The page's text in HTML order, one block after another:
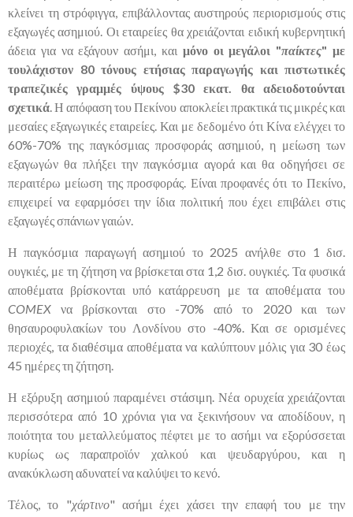
κλείνει τη στρόφιγγα, επιβάλλοντας αυστηρούς περιορισμούς στις
εξαγωγές ασημιού. Οι εταιρείες θα χρειάζονται ειδική κυβερνητική
άδεια για να εξάγουν ασήμι, και μόνο οι μεγάλοι "παίκτες" με
τουλάχιστον 80 τόνους ετήσιας παραγωγής και πιστωτικές
τραπεζικές γραμμές ύψους $30 εκατ. θα αδειοδοτούνται
σχετικά . Η απόφαση του Πεκίνου αποκλείει πρακτικά τις μικρές και
μεσαίες εξαγωγικές εταιρείες. Και με δεδομένο ότι Κίνα ελέγχει το
60%-70% της παγκόσμιας προσφοράς ασημιού, η μείωση των
εξαγωγών θα πλήξει την παγκόσμια αγορά και θα οδηγήσει σε
περαιτέρω μείωση της προσφοράς. Είναι προφανές ότι το Πεκίνο,
επιχειρεί να εφαρμόσει την ίδια πολιτική που έχει επιβάλει στις
εξαγωγές σπάνιων γαιών.
Η παγκόσμια παραγωγή ασημιού το 2025 ανήλθε στο 1 δισ.
ουγκιές, με τη ζήτηση να βρίσκεται στα 1,2 δισ. ουγκιές. Τα φυσικά
αποθέματα βρίσκονται υπό κατάρρευση με τα αποθέματα του
COMEX να βρίσκονται στο -70% από το 2020 και των
θησαυροφυλακίων του Λονδίνου στο -40%. Και σε ορισμένες
περιοχές, τα διαθέσιμα αποθέματα να καλύπτουν μόλις για 30 έως
45 ημέρες τη ζήτηση.
Η εξόρυξη ασημιού παραμένει στάσιμη. Νέα ορυχεία χρειάζονται
περισσότερα από 10 χρόνια για να ξεκινήσουν να αποδίδουν, η
ποιότητα του μεταλλεύματος πέφτει με το ασήμι να εξορύσσεται
κυρίως ως παραπροϊόν χαλκού και ψευδαργύρου, και η
ανακύκλωση αδυνατεί να καλύψει το κενό.
Τέλος, το "χάρτινο" ασήμι έχει χάσει την επαφή του με την